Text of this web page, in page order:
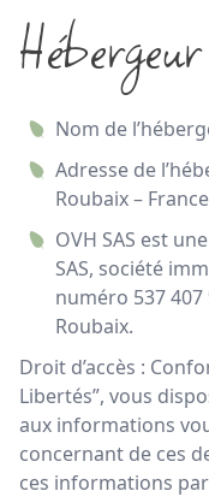
Nom de
Adresse de
Roubaix – France
OVH SAS est
SAS, société
numéro 537 407
Roubaix.
Droit d’accès :
Libertés”, vous
aux informations
concernant de ces
ces informations